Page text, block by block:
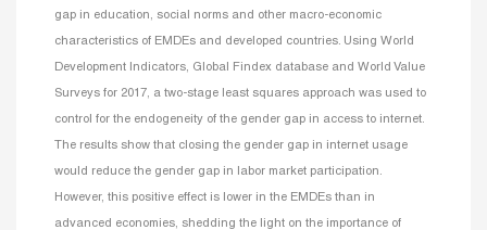
gap in education, social norms and other macro-economic
characteristics of EMDEs and developed countries. Using World
Development Indicators, Global Findex database and World Value
Surveys for 2017, a two-stage least squares approach was used to
control for the endogeneity of the gender gap in access to internet.
The results show that closing the gender gap in internet usage
would reduce the gender gap in labor market participation.
However, this positive effect is lower in the EMDEs than in
advanced economies, shedding the light on the importance of